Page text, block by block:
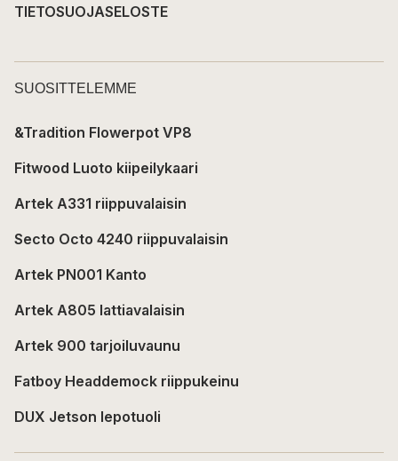
TIETOSUOJASELOSTE
SUOSITTELEMME
&Tradition Flowerpot VP8
Fitwood Luoto kiipeilykaari
Artek A331 riippuvalaisin
Secto Octo 4240 riippuvalaisin
Artek PN001 Kanto
Artek A805 lattiavalaisin
Artek 900 tarjoiluvaunu
Fatboy Headdemock riippukeinu
DUX Jetson lepotuoli